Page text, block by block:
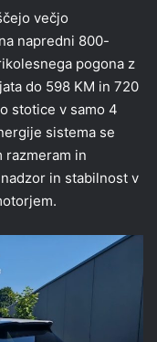
večjo
napredni 800-
pogona z
do 598 KM in 720
stotice v samo 4
sistema se
razmeram in
in stabilnost v